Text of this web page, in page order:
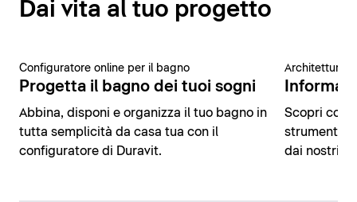
Dai vita al tuo progetto
Configuratore online per il bagno
Progetta il bagno dei tuoi sogni
Abbina, disponi e organizza il tuo bagno in
tutta semplicità da casa tua con il
configuratore di Duravit.
Architettura
Scopri
strumenti
dai nostri